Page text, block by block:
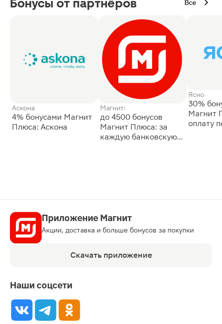
Бонусы от партнёров Все
Аскона
4% бонусами Магнит
Плюса: Аскона
Магнит:
до 4500 бонусов
Магнит Плюса: за
каждую банковскую
Ясно
30%
Магнит
оплату
Приложение Магнит
Акции, доставка и больше бонусов за покупки
Скачать приложение
Наши соцсети